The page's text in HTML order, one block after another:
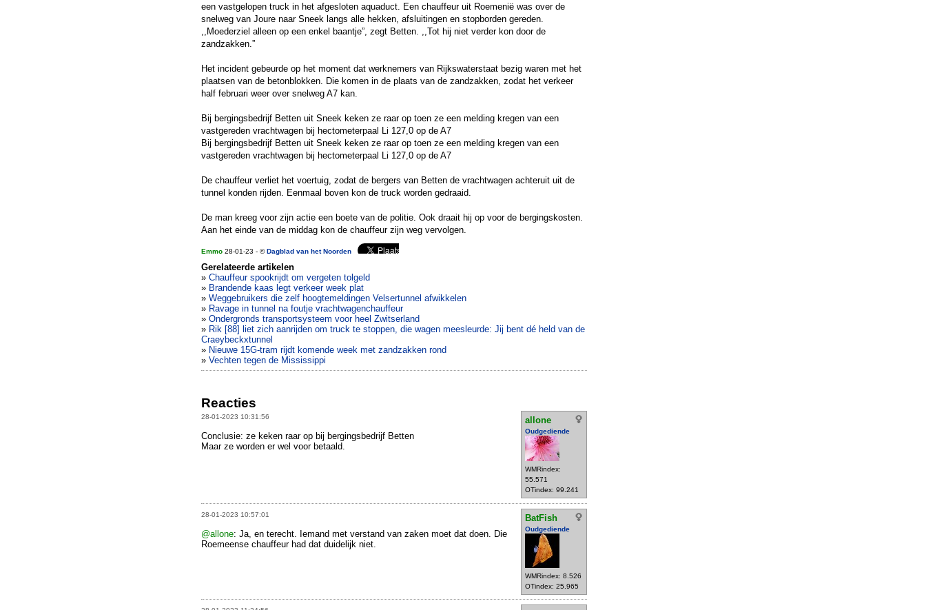
een vastgelopen truck in het afgesloten aquaduct. Een chauffeur uit Roemenië was over de
snelweg van Joure naar Sneek langs alle hekken, afsluitingen en stopborden gereden.
,,Moederziel alleen op een enkel baantje”, zegt Betten. ,,Tot hij niet verder kon door de
zandzakken.”
Het incident gebeurde op het moment dat werknemers van Rijkswaterstaat bezig waren met het
plaatsen van de betonblokken. Die komen in de plaats van de zandzakken, zodat het verkeer
half februari weer over snelweg A7 kan.
Bij bergingsbedrijf Betten uit Sneek keken ze raar op toen ze een melding kregen van een
vastgereden vrachtwagen bij hectometerpaal Li 127,0 op de A7
Bij bergingsbedrijf Betten uit Sneek keken ze raar op toen ze een melding kregen van een
vastgereden vrachtwagen bij hectometerpaal Li 127,0 op de A7
De chauffeur verliet het voertuig, zodat de bergers van Betten de vrachtwagen achteruit uit de
tunnel konden rijden. Eenmaal boven kon de truck worden gedraaid.
De man kreeg voor zijn actie een boete van de politie. Ook draait hij op voor de bergingskosten.
Aan het einde van de middag kon de chauffeur zijn weg vervolgen.
Emmo 28-01-23 - ©Dagblad van het Noorden
Gerelateerde artikelen
» Chauffeur spookrijdt om vergeten tolgeld
» Brandende kaas legt verkeer week plat
» Weggebruikers die zelf hoogtemeldingen Velsertunnel afwikkelen
» Ravage in tunnel na foutje vrachtwagenchauffeur
» Ondergronds transportsysteem voor heel Zwitserland
» Rik [88] liet zich aanrijden om truck te stoppen, die wagen meesleurde: Jij bent dé held van de
Craeybeckxtunnel
» Nieuwe 15G-tram rijdt komende week met zandzakken rond
» Vechten tegen de Mississippi
Reacties
28-01-2023 10:31:56 allone
Oudgediende
WMRindex:
55.571
OTindex: 99.241
Conclusie: ze keken raar op bij bergingsbedrijf Betten
Maar ze worden er wel voor betaald.
28-01-2023 10:57:01 BatFish
Oudgediende
WMRindex: 8.526
OTindex: 25.965
@allone: Ja, en terecht. Iemand met verstand van zaken moet dat doen. Die
Roemeense chauffeur had dat duidelijk niet.